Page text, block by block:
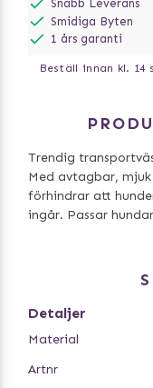
Snabb Leverans
Smidiga Byten
1 års garanti
Beställ innan kl. 14
Trendig
Med avtagbar,
förhindrar att
ingår. Passar
Detaljer
Material
Artnr